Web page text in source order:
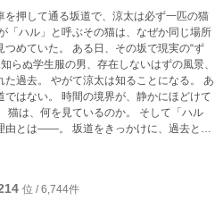
を押して通る坂道で、涼太は必ず一匹の猫
「ハル」と呼ぶその猫は、なぜか同じ場所
つめていた。 ある日、その坂で現実の“ず
らぬ学生服の男、存在しないはずの風景、
た過去。 やがて涼太は知ることになる。 あ
ではない。 時間の境界が、静かにほどけて
猫は、何を見ているのか。 そして「ハル
由とは――。 坂道をきっかけに、過去と現
位 / 6,744件